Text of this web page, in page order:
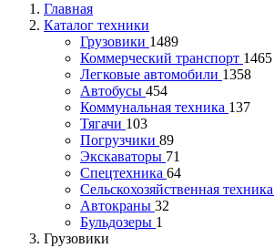
Главная
Каталог техники
Грузовики 1489
Коммерческий транспорт 1465
Легковые автомобили 1358
Автобусы 454
Коммунальная техника 137
Тягачи 103
Погрузчики 89
Экскаваторы 71
Спецтехника 64
Сельскохозяйственная техника
Автокраны 32
Бульдозеры 1
Грузовики